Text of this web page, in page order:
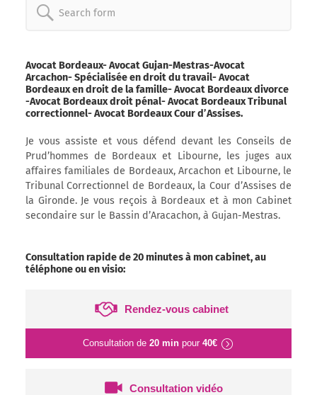
Search
Avocat Bordeaux- Avocat Gujan-Mestras-Avocat
Arcachon- Spécialisée en droit du travail- Avocat
Bordeaux en droit de la famille- Avocat Bordeaux divorce
-Avocat Bordeaux droit pénal- Avocat Bordeaux Tribunal
correctionnel- Avocat Bordeaux Cour d’Assises.
Je vous assiste et vous défend devant les Conseils de
Prud’hommes de Bordeaux et Libourne, les juges aux
affaires familiales de Bordeaux, Arcachon et Libourne, le
Tribunal Correctionnel de Bordeaux, la Cour d’Assises de
la Gironde. Je vous reçois à Bordeaux et à mon Cabinet
secondaire sur le Bassin d’Aracachon, à Gujan-Mestras.
Consultation rapide de 20 minutes à mon cabinet, au
téléphone ou en visio:
Rendez-vous cabinet
Consultation de 20 min pour 40€
Consultation vidéo